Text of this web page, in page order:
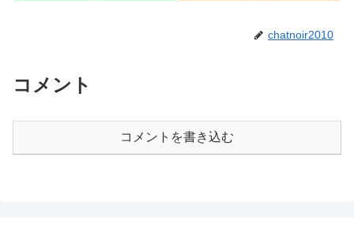
chatnoir2010
コメント
コメントを書き込む